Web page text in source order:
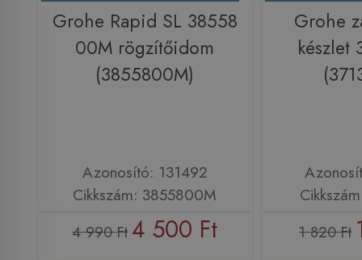
Grohe Rapid SL 38558
00M rögzítőidom
(3855800M)
Azonosító: 131492
Cikkszám: 3855800M
4 990 Ft4 500 Ft
Grohe
készlet
1 820 Ft